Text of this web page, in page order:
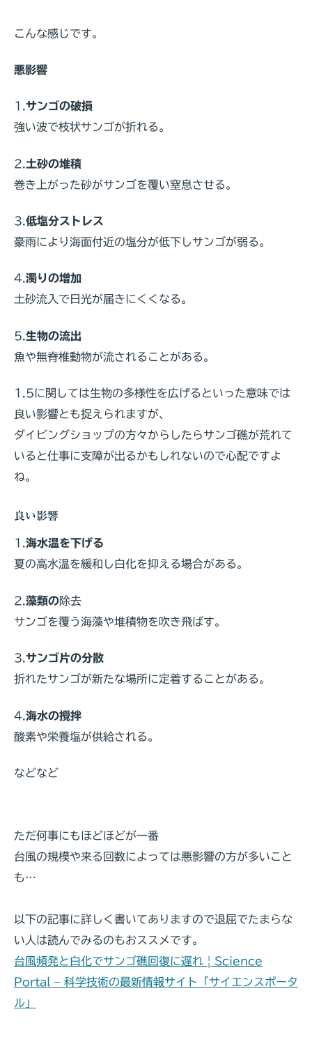
こんな感じです。
悪影響
1.サンゴの破損
強い波で枝状サンゴが折れる。
2. 土砂の堆積
巻き上がった砂がサンゴを覆い窒息させる。
3. 低塩分ストレス
豪雨により海面付近の塩分が低下しサンゴが弱る。
4.濁りの増加
土砂流入で日光が届きにくくなる。
5. 生物の流出
魚や無脊椎動物が流されることがある。
1.5に関しては生物の多様性を広げるといった意味では
良い影響とも捉えられますが、
ダイビングショップの方々からしたらサンゴ礁が荒れて
いると仕事に支障が出るかもしれないので心配ですよ
ね。
良い影響
1.海水温を下げる
夏の高水温を緩和し白化を抑える場合がある。
2. 藻類の除去
サンゴを覆う海藻や堆積物を吹き飛ばす。
3.サンゴ片の分散
折れたサンゴが新たな場所に定着することがある。
4. 海水の攪拌
酸素や栄養塩が供給される。
などなど
ただ何事にもほどほどが一番
台風の規模や来る回数によっては悪影響の方が多いこと
も…
以下の記事に詳しく書いてありますので退屈でたまらな
い人は読んでみるのもおススメです。
台風頻発と白化でサンゴ礁回復に遅れ | Science
Portal – 科学技術の最新情報サイト「サイエンスポータ
ル」